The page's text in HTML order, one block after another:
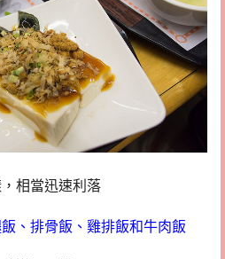
相當迅速利落
、排骨飯、雞排飯和牛肉飯